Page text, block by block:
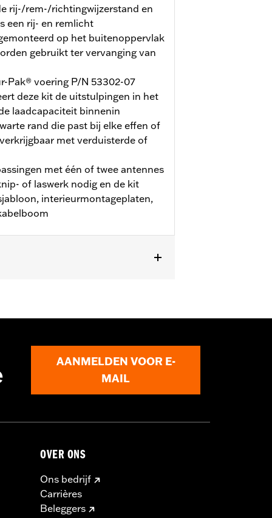
rij-/rem-/richtingwijzerstand en
een rij- en remlicht
op het buitenoppervlak
gebruikt ter vervanging van
Pak® voering P/N 53302-07
deze kit de uitstulpingen in het
laadcapaciteit binnenin
rand die past bij elke effen of
met verduisterde of
met één of twee antennes
of laswerk nodig en de kit
interieurmontageplaten,
het elektrische systeem van je
gebruiken.
AANMELDEN VOOR E-
MAIL
OVER ONS
Ons bedrijf
Carrières
Beleggers